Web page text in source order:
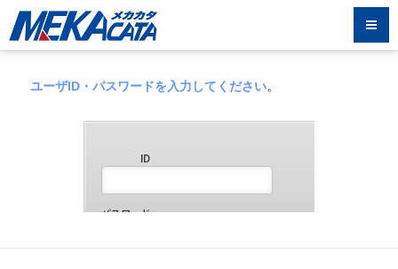
ユーザID・パスワードを入力してください。